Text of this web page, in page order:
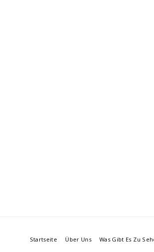
Startseite Über Uns Was Gibt Es Zu